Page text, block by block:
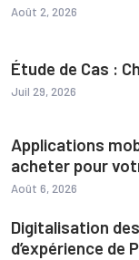
Août 2, 2026
Étude de Cas :
Juil 29, 2026
Applications
acheter pour
Août 6, 2026
Digitalisation
d’expérience de